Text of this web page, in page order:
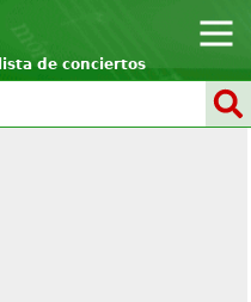
de conciertos